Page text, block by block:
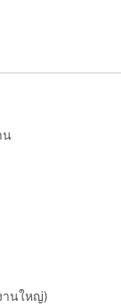
น
านใหญ่)